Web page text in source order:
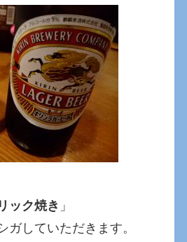
ック焼き 」
ガしていただきます。